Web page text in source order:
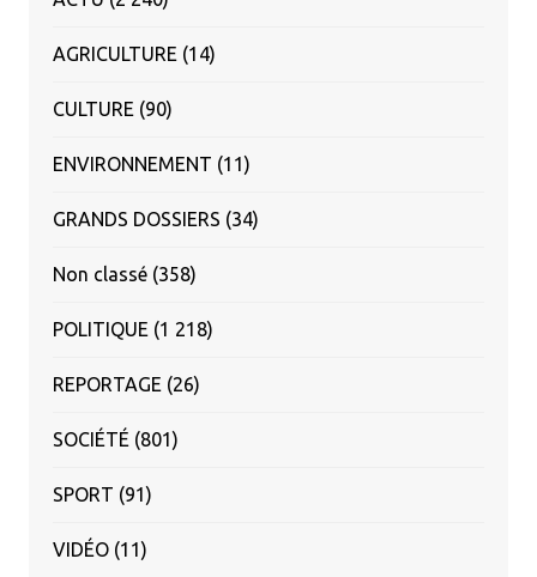
AGRICULTURE (14)
CULTURE (90)
ENVIRONNEMENT (11)
GRANDS DOSSIERS (34)
Non classé(358)
POLITIQUE (1 218)
REPORTAGE (26)
SOCIÉTÉ (801)
SPORT (91)
VIDÉO(11)